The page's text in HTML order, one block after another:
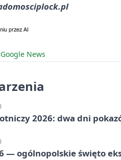
Google News
2026: dwa dni
— ogólnopolskie święto